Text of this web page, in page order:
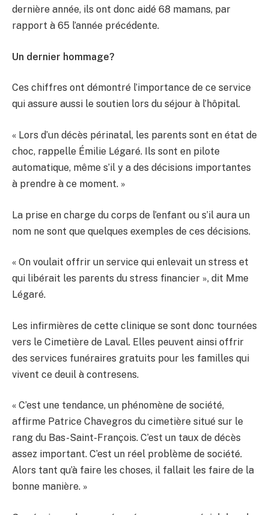
dernière année, ils ont donc aidé 68 mamans, par
rapport à 65 l’année précédente.
Un dernier hommage?
Ces chiffres ont démontré l’importance de ce service
qui assure aussi le soutien lors du séjour à l’hôpital.
« Lors d’un décès périnatal, les parents sont en état de
choc, rappelle Émilie Légaré. Ils sont en pilote
automatique, même s’il y a des décisions importantes
à prendre à ce moment. »
La prise en charge du corps de l’enfant ou s’il aura un
nom ne sont que quelques exemples de ces décisions.
« On voulait offrir un service qui enlevait un stress et
qui libérait les parents du stress financier », dit Mme
Légaré.
Les infirmières de cette clinique se sont donc tournées
vers le Cimetière de Laval. Elles peuvent ainsi offrir
des services funéraires gratuits pour les familles qui
vivent ce deuil à contresens.
« C’est une tendance, un phénomène de société,
affirme Patrice Chavegros du cimetière situé sur le
rang du Bas-Saint-François. C’est un taux de décès
assez important. C’est un réel problème de société.
Alors tant qu’à faire les choses, il fallait les faire de la
bonne manière. »